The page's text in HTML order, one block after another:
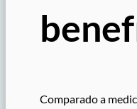
Comparado a